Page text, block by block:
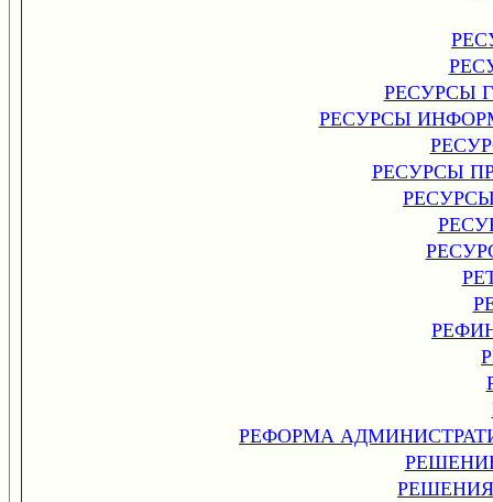
РЕСУРСЫ
РЕСУРСЫ
РЕСУРСЫ
РЕФОРМА